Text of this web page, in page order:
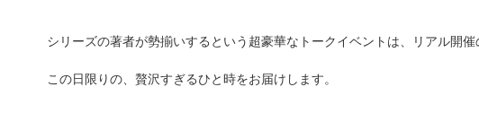
シリーズの著者が勢揃いするという超豪華なトークイベントは、リアル開
この日限りの、贅沢すぎるひと時をお届けします。